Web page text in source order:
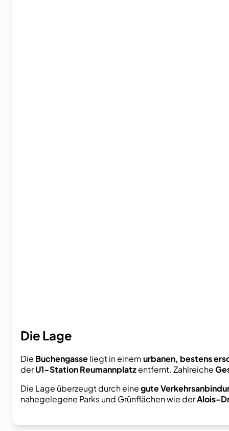
Die Lage
Die Buchengasseliegt in einemurbanen, bestens
derU1-Station Reumannplatzentfernt. Zahlreiche
Die Lage überzeugt durch einegute
nahegelegene Parks und Grünflächen wie derAlois-